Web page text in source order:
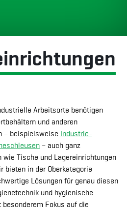
Arbeitsorte benötigen
und anderen
– beispielsweise Industrie-
– auch ganz
wie Tische und Lagereinrichtungen
bieten in der Oberkategorie
Lösungen für genau diesen
und hygienische
Fokus auf die